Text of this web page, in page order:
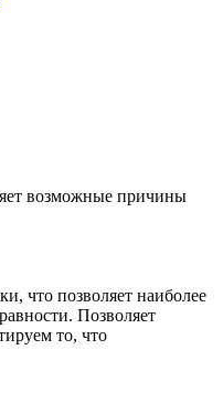
возможные причины
что позволяет наиболее
Позволяет
то, что